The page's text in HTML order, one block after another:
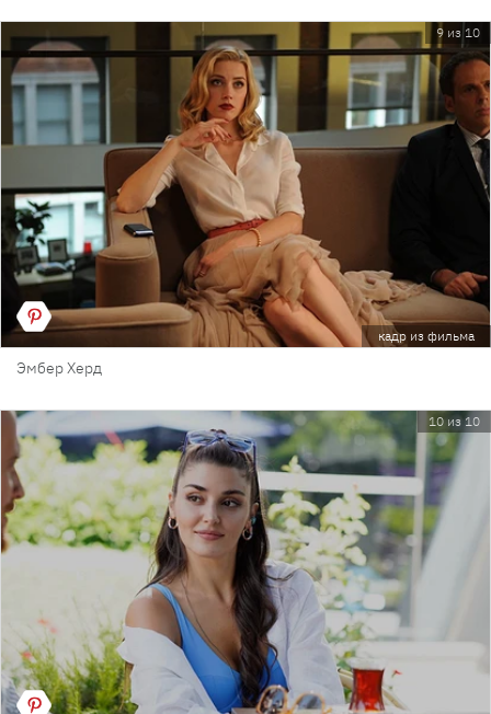
9 из 10
кадр из фильма
Эмбер Херд
10 из 10